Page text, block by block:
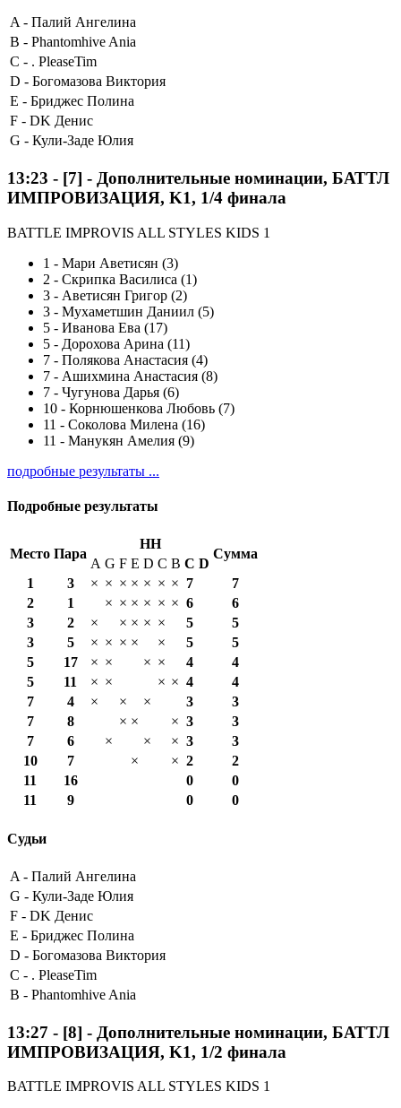
A - Палий Ангелина
B - Phantomhive Ania
C - . PleaseTim
D - Богомазова Виктория
E - Бриджес Полина
F - DK Денис
G - Кули-Заде Юлия
13:23 - [7] - Дополнительные номинации, БАТТЛ
ИМПРОВИЗАЦИЯ, K1, 1/4 финала
BATTLE IMPROVIS ALL STYLES KIDS 1
1 - Мари Аветисян (3)
2 - Скрипка Василиса (1)
3 - Аветисян Григор (2)
3 - Мухаметшин Даниил (5)
5 - Иванова Ева (17)
5 - Дорохова Арина (11)
7 - Полякова Анастасия (4)
7 - Ашихмина Анастасия (8)
7 - Чугунова Дарья (6)
10 - Корнюшенкова Любовь (7)
11 - Соколова Милена (16)
11 - Манукян Амелия (9)
подробные результаты ...
Подробные результаты
Место Пара
HH
Сумма
A G F E D C B С D
1
3 × × × × × × × 7
7
2
1 × × × × × × 6
6
3
2 × × × × × 5
5
3
5 × × × × × 5
5
5
17 × × × × 4
4
5
11 × × × × 4
4
7
4 × × × 3
3
7
8 × × × 3
3
7
6 × × × 3
3
10
7 × × 2
2
11
16 0
0
11
9 0 0
Судьи
A - Палий Ангелина
G - Кули-Заде Юлия
F - DK Денис
E - Бриджес Полина
D - Богомазова Виктория
C - . PleaseTim
B - Phantomhive Ania
13:27 - [8] - Дополнительные номинации, БАТТЛ
ИМПРОВИЗАЦИЯ, K1, 1/2 финала
BATTLE IMPROVIS ALL STYLES KIDS 1